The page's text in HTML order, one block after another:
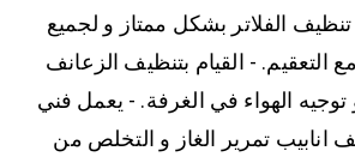
تنظيف الفلاتر بشكل ممتاز و لجميع
التعقيم. - القيام بتنظيف الزعانف
الهواء في الغرفة. - يعمل فني
انابيب تمرير الغاز و التخلص من